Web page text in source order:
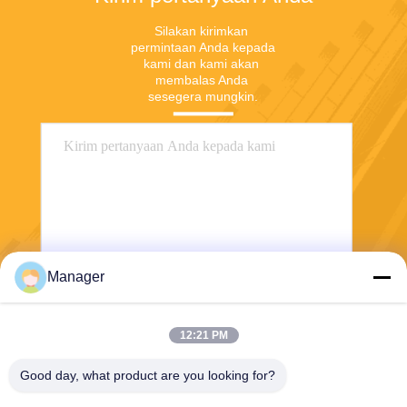
Silakan kirimkan
permintaan Anda kepada
kami dan kami akan
membalas Anda
sesegera mungkin.
Mengirim
Manager
12:21 PM
Good day, what product are you looking for?